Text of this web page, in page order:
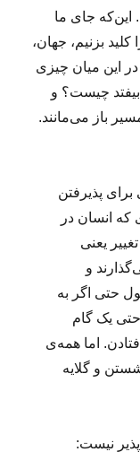
این‌که جای ما
بزنیم، جهان،
این میان چیزی
چیست؟ و
باز می‌مانند.
پذیرفتن
انسان در
یعنی
و
حتی اگر به
یک گام
اما همه‌ی
و گلایه
نیست: